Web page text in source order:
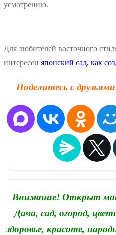
усмотрению.
Для любителей восточного
интересен японский сад, как
Поделитесь с
Внимание! Открыт
Дача, сад, огород,
здоровье, красоте,